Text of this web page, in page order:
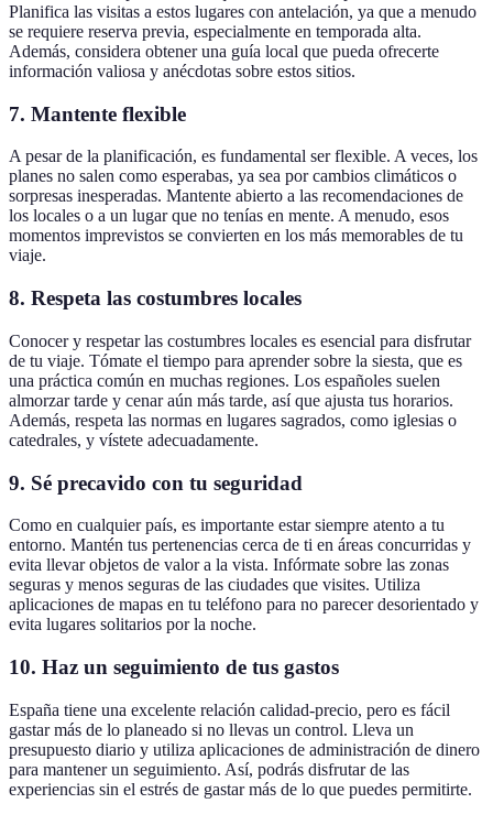
Planifica las visitas a estos lugares con antelación, ya que a menudo
se requiere reserva previa, especialmente en temporada alta.
Además, considera obtener una guía local que pueda ofrecerte
información valiosa y anécdotas sobre estos sitios.
7. Mantente flexible
A pesar de la planificación, es fundamental ser flexible. A veces, los
planes no salen como esperabas, ya sea por cambios climáticos o
sorpresas inesperadas. Mantente abierto a las recomendaciones de
los locales o a un lugar que no tenías en mente. A menudo, esos
momentos imprevistos se convierten en los más memorables de tu
viaje.
8. Respeta las costumbres locales
Conocer y respetar las costumbres locales es esencial para disfrutar
de tu viaje. Tómate el tiempo para aprender sobre la siesta, que es
una práctica común en muchas regiones. Los españoles suelen
almorzar tarde y cenar aún más tarde, así que ajusta tus horarios.
Además, respeta las normas en lugares sagrados, como iglesias o
catedrales, y vístete adecuadamente.
9. Sé precavido con tu seguridad
Como en cualquier país, es importante estar siempre atento a tu
entorno. Mantén tus pertenencias cerca de ti en áreas concurridas y
evita llevar objetos de valor a la vista. Infórmate sobre las zonas
seguras y menos seguras de las ciudades que visites. Utiliza
aplicaciones de mapas en tu teléfono para no parecer desorientado y
evita lugares solitarios por la noche.
10. Haz un seguimiento de tus gastos
España tiene una excelente relación calidad-precio, pero es fácil
gastar más de lo planeado si no llevas un control. Lleva un
presupuesto diario y utiliza aplicaciones de administración de dinero
para mantener un seguimiento. Así, podrás disfrutar de las
experiencias sin el estrés de gastar más de lo que puedes permitirte.